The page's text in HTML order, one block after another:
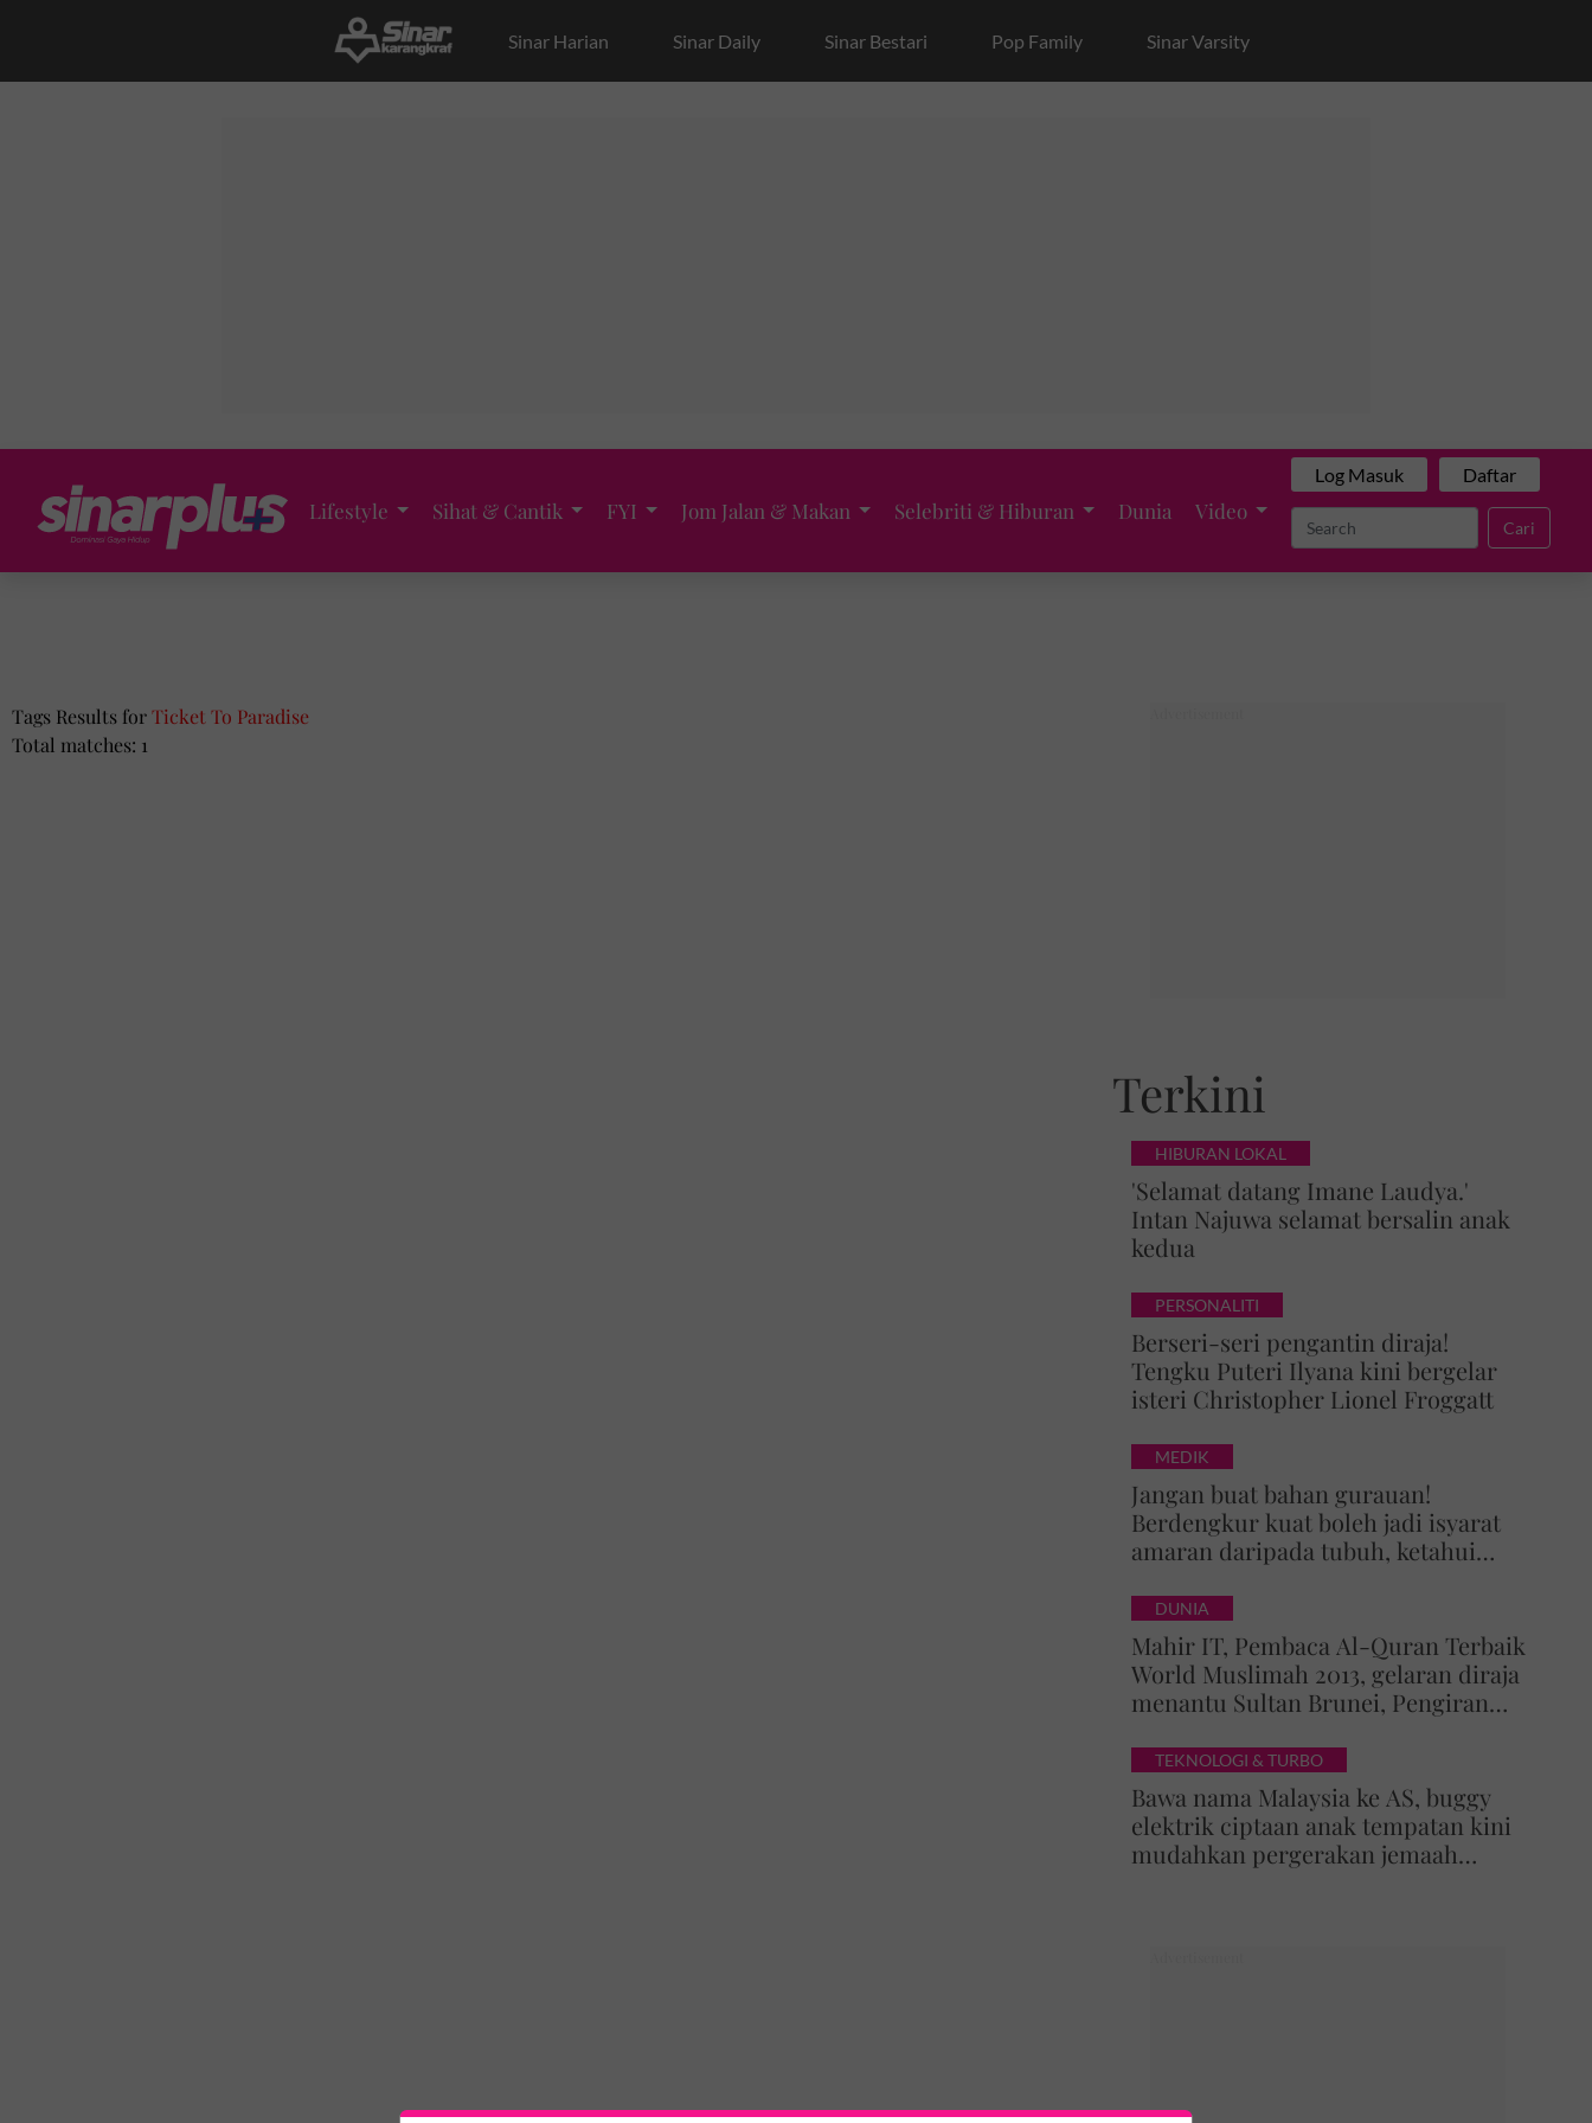
Sinar Harian Sinar Daily Sinar Bestari Pop Family Sinar Varsity
Lifestyle Sihat & Cantik FYI Jom Jalan & Makan Selebriti & Hiburan Dunia Video
Log Masuk Daftar
Cari
Tags Results forTicket To Paradise
Total matches: 1
Terkini
HIBURAN LOKAL
'Selamat datang Imane Laudya.'
Intan Najuwa selamat bersalin anak
kedua
PERSONALITI
Berseri-seri pengantin diraja!
Tengku Puteri Ilyana kini bergelar
isteri Christopher Lionel Froggatt
MEDIK
Jangan buat bahan gurauan!
Berdengkur kuat boleh jadi isyarat
amaran daripada tubuh, ketahui
DUNIA
Mahir IT, Pembaca Al-Quran Terbaik
World Muslimah 2013, gelaran diraja
menantu Sultan Brunei, Pengiran
merta
TEKNOLOGI & TURBO
Bawa nama Malaysia ke AS, buggy
elektrik ciptaan anak tempatan kini
mudahkan pergerakan jemaah